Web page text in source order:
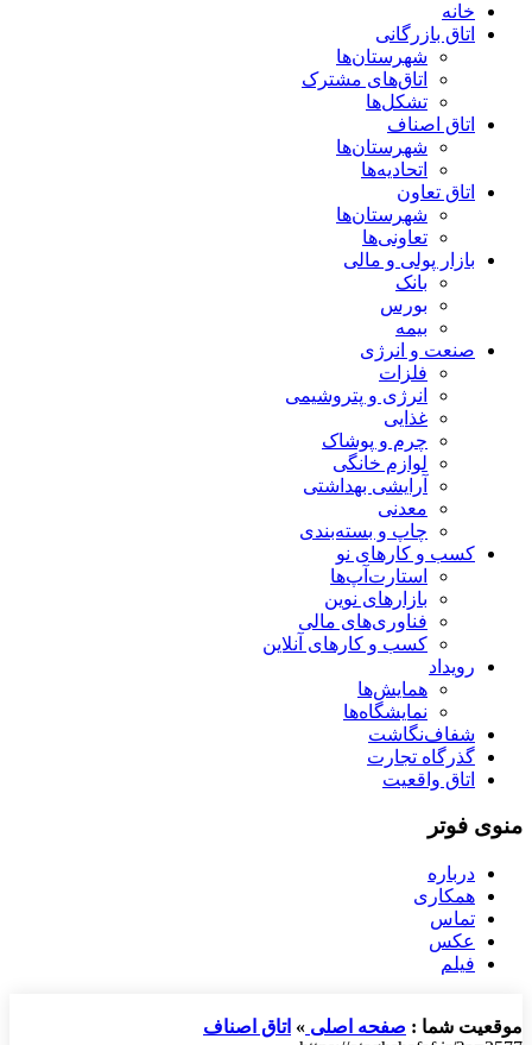
خانه
اتاق بازرگانی
شهرستان‌ها
اتاق‌های مشترک
تشکل‌ها
اتاق اصناف
شهرستان‌ها
اتحادیه‌ها
اتاق تعاون
شهرستان‌ها
تعاونی‌ها
بازار پولی و مالی
بانک
بورس
بیمه
صنعت و انرژی
فلزات
انرژی و پتروشیمی
غذایی
چرم و پوشاک
لوازم خانگی
آرایشی بهداشتی
معدنی
چاپ و بسته‌بندی
کسب و کارهای نو
استارت‌آپ‌ها
بازارهای نوین
فناوری‌های مالی
کسب و کارهای آنلاین
رویداد
همایش‌ها
نمایشگاه‌ها
شفاف‌نگاشت
گذرگاه تجارت
اتاق واقعیت
منوی فوتر
درباره
همکاری
تماس
عکس
فیلم
موقعیت شما : صفحه اصلی » اتاق اصناف